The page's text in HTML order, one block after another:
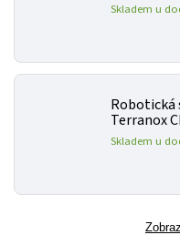
Skladem u
Robotická
Terranox
Skladem u